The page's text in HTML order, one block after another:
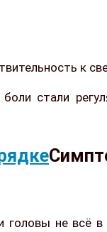
к
стали
не всё в